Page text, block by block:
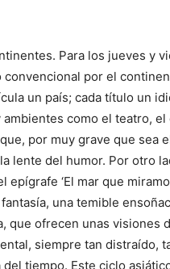
Para los jueves y
por el
un país; cada título un
ambientes como el teatro,
por muy grave que sea
lente del humor. Por otro
epígrafe ‘El mar que
una temible
que ofrecen unas visiones
siempre tan distraído,
tiempo. Este ciclo